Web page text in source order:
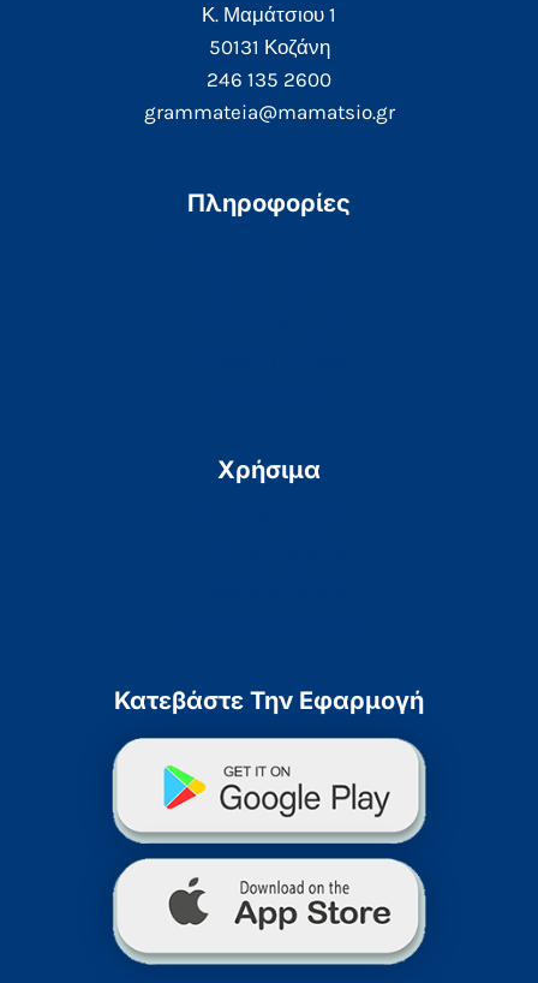
Κ. Μαμάτσιου 1
50131 Κοζάνη
246 135 2600
grammateia@mamatsio.gr
Πληροφορίες
Χρήσιμα
Κατεβάστε Την Εφαρμογή